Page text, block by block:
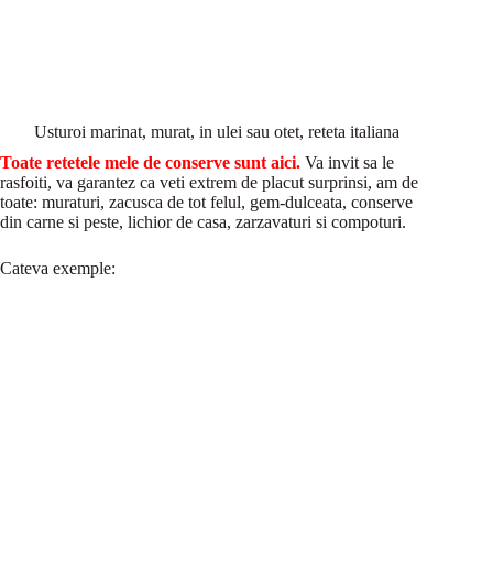
Usturoi marinat, murat, in ulei sau otet, reteta italiana
Toate retetele mele de conserve sunt aici. Va invit sa le
rasfoiti, va garantez ca veti extrem de placut surprinsi, am de
toate: muraturi, zacusca de tot felul, gem-dulceata, conserve
din carne si peste, lichior de casa, zarzavaturi si compoturi.
Cateva exemple: